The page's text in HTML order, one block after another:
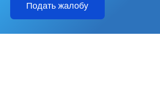
Подать жалобу